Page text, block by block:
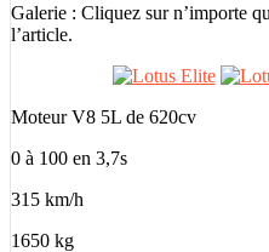
Galerie : Cliquez sur n’importe
l’article.
Moteur V8 5L de 620cv
0 à 100 en 3,7s
315 km/h
1650 kg